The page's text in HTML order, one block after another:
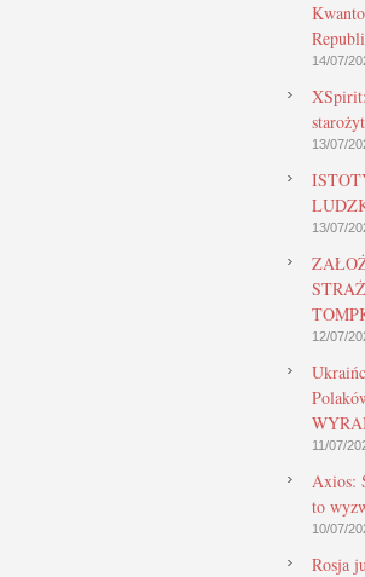
14/07/
13/07/
13/07/
12/07/
11/07/
Axios:
to
10/07/
Rosja